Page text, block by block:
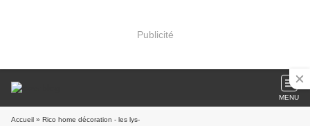
Publicité
MENU
Accueil » Rico home décoration - les lys-